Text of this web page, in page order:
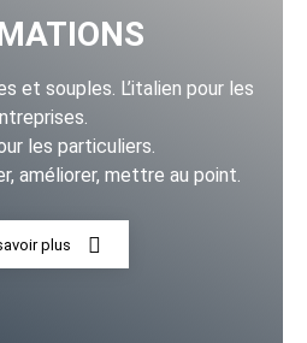
et souples. L’italien pour les
les particuliers.
améliorer, mettre au point.
plus